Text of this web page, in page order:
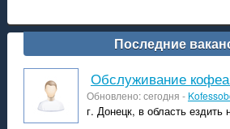
Последние
Обслуживание
Обновлено: сегодня -
г. Донецк, в область ездить